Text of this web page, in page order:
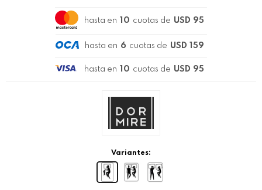
hasta en 10 cuotas de USD 95
hasta en 6 cuotas de USD 159
hasta en 10 cuotas de USD 95
Variantes: